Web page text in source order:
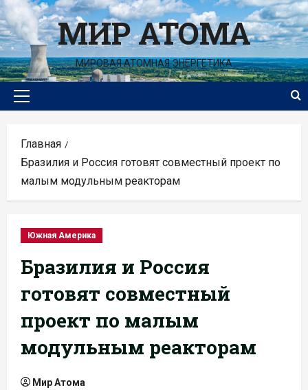
Перейти
к
содержимомуМИР АТОМА
МИРОВАЯ АТОМНАЯ ЭНЕРГЕТИКА
Основное
Главная
Бразилия и Россия готовят совместный проект по
малым модульным реакторам
Южная Америка
Бразилия и Россия
готовят совместный
проект по малым
модульным реакторам
Мир Атома